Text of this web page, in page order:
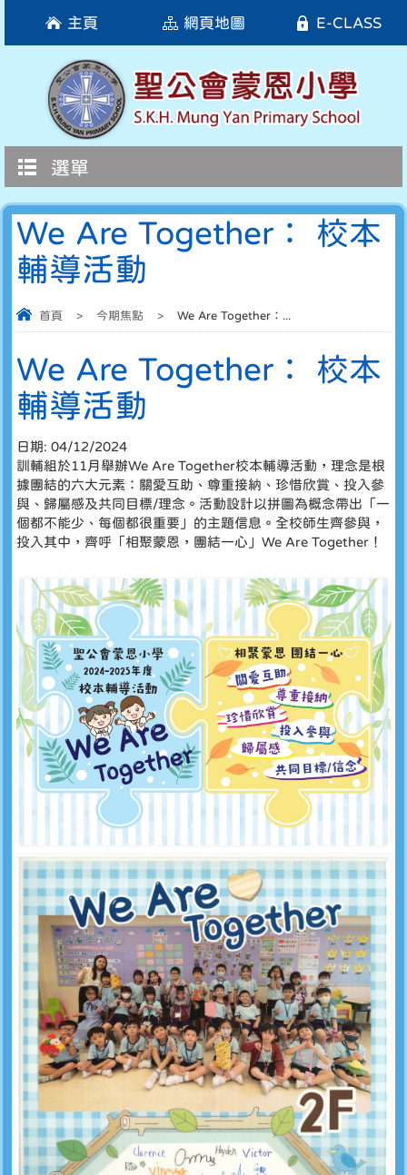
選單
E-CLASS
網頁地圖
主頁
We Are Together： 校本
輔導活動
首頁 > 今期焦點 > We Are Together：...
We Are Together： 校本
輔導活動
日期: 04/12/2024
訓輔組於11月舉辦We Are Together校本輔導活動，理念是根
據團結的六大元素：關愛互助、尊重接納、珍惜欣賞、投入參
與、歸屬感及共同目標/理念。活動設計以拼圖為概念帶出「一
個都不能少、每個都很重要」的主題信息。全校師生齊參與，
投入其中，齊呼「相聚蒙恩，團結一心」We Are Together！